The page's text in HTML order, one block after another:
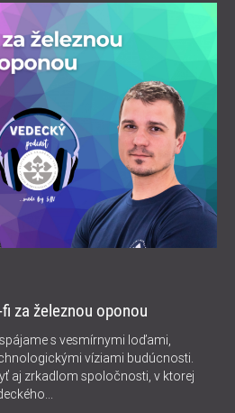
za železnou oponou
s vesmírnymi loďami,
víziami budúcnosti.
aj zrkadlom spoločnosti, v ktorej